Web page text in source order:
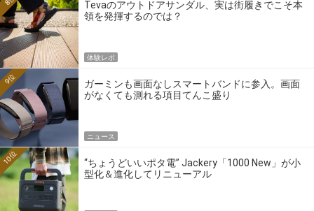
Tevaのアウトドアサンダル、実は街履きでこそ本
領を発揮するのでは？
体験レポ
ガーミンも画面なしスマートバンドに参入。画面
がなくても測れる項目てんこ盛り
9位
ニュース
“ちょうどいいポタ電” Jackery「1000 New」が小
型化＆進化してリニューアル
10位